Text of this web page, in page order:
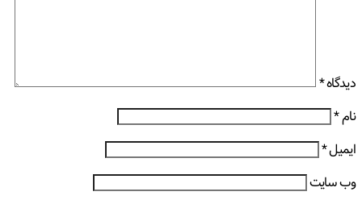
دیدگاه*
نام*
ایمیل*
وب‌ سایت